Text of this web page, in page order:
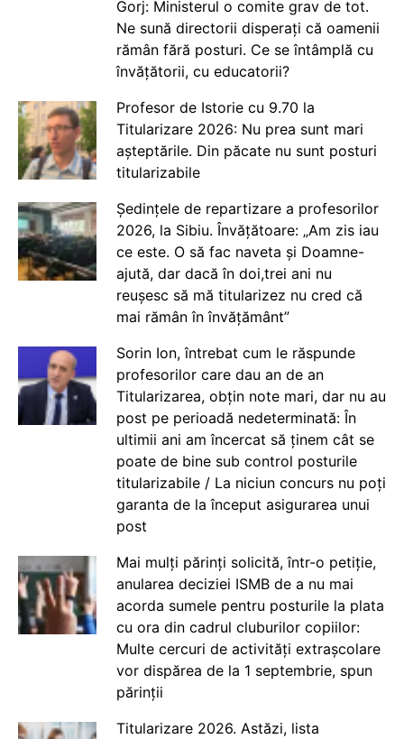
Gorj: Ministerul o comite grav de tot.
Ne sună directorii disperați că oamenii
rămân fără posturi. Ce se întâmplă cu
învățătorii, cu educatorii?
Profesor de Istorie cu 9.70 la
Titularizare 2026: Nu prea sunt mari
așteptările. Din păcate nu sunt posturi
titularizabile
Ședințele de repartizare a profesorilor
2026, la Sibiu. Învățătoare: „Am zis iau
ce este. O să fac naveta și Doamne-
ajută, dar dacă în doi,trei ani nu
reușesc să mă titularizez nu cred că
mai rămân în învățământ”
Sorin Ion, întrebat cum le răspunde
profesorilor care dau an de an
Titularizarea, obțin note mari, dar nu au
post pe perioadă nedeterminată: În
ultimii ani am încercat să ținem cât se
poate de bine sub control posturile
titularizabile / La niciun concurs nu poți
garanta de la început asigurarea unui
post
Mai mulți părinți solicită, într-o petiție,
anularea deciziei ISMB de a nu mai
acorda sumele pentru posturile la plata
cu ora din cadrul cluburilor copiilor:
Multe cercuri de activități extrașcolare
vor dispărea de la 1 septembrie, spun
părinții
Titularizare 2026. Astăzi, lista